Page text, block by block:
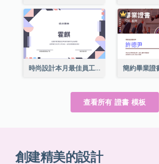
時尚設計本月最佳員工證書
查看所有 證書 模板
創建精美的設計